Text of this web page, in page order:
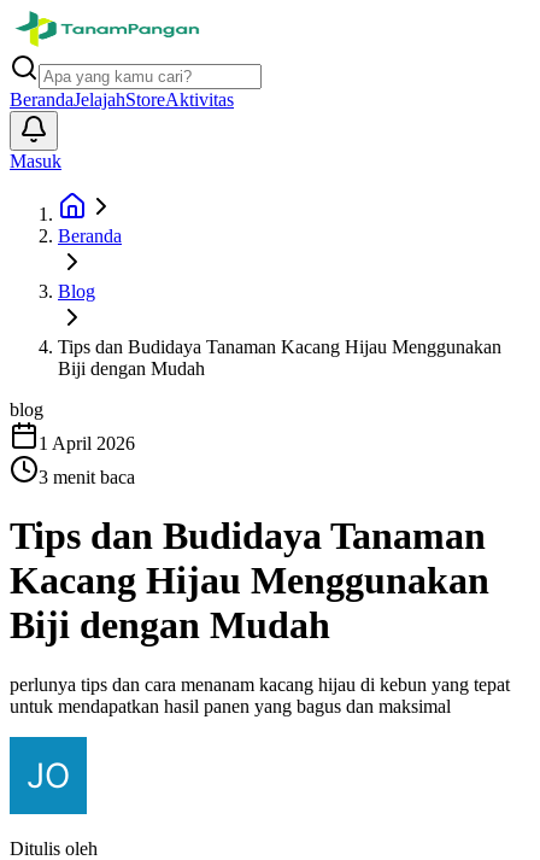
BerandaJelajahStoreAktivitas
Masuk
Beranda
Blog
Tips dan Budidaya Tanaman Kacang Hijau Menggunakan
Biji dengan Mudah
blog
1 April 2026
3 menit baca
Tips dan Budidaya Tanaman
Kacang Hijau Menggunakan
Biji dengan Mudah
perlunya tips dan cara menanam kacang hijau di kebun yang tepat
untuk mendapatkan hasil panen yang bagus dan maksimal
Ditulis oleh